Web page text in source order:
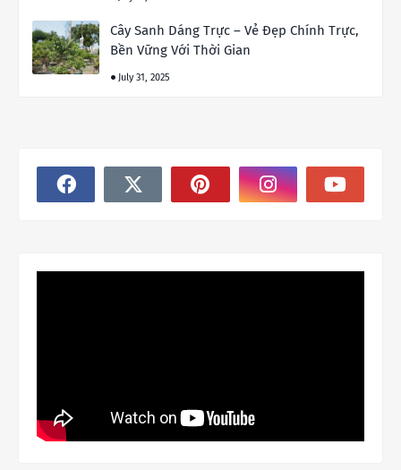
Cây Sanh Dáng Trực – Vẻ Đẹp Chính Trực,
Bền Vững Với Thời Gian
July 31, 2025